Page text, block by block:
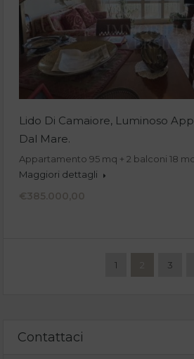
Lido Di Camaiore, Luminoso
Dal Mare.
Appartamento 95 mq + 2 balconi 18
Maggiori dettagli
€385.000,00
1 3
Contattaci